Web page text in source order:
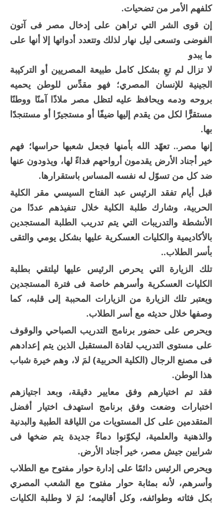
كلفهم الأمر من تضحيات.
إن قوى الشر التي تراهن على إدخال مصر فى آتون
الفوضى وتسعى ليل نهار لذلك وتتعدد أدواتها إلا أنها على
ما يبدو
لا تزال لم تعِ بشكل كامل طبيعة المصريين أو التركيبة
الجينية للإنسان المصري؛ فهو مقدِّس للوطن يحميه
بروحه ودمه ويحافظ عليه لتظل مصر ملاذًا آمنًا ووطنًا
مستقرًّا لكل من يقدم إليها ضيفًا أو مستجيرًا أو مستنجدًا
بها.
إنها مصر.. تعهّد الله بأمنها فجعل شعبها حراسها؛ فهم
خير أجناد الأرض يقدمون أرواحهم فداءً لها، ويذودون عنها
ضد كل من تسوّل له نفسه المساس باستقرارها.
قبل أيام تفقد الرئيس عبد الفتاح السيسي مقر الكلية
الحربية، وشارك طلبة الكلية خلال تنفيذهم عددًا من
الأنشطة والتدريبات التي يتم تدريب الطلبة المستجدين
بالأكاديمية والكليات العسكرية عليها بشكل يومي والتقى
بأسر الطلاب..
تلك الزيارة التي يحرص الرئيس عليها ليلتقي بطلبة
الكليات العسكرية وأسرهم خاصة فى فترة المستجدين
ويعتبر تلك الزيارة من الزيارات المحببة إلى قلبه، كما
وصفها خلال حديثه مع أسر الطلاب.
ويحرص على حضور برنامج التدريب الصباحي والوقوف
على مستوى التدريب لقادة المستقبل الذين يتم إعدادهم
فى مصنع الرجال (الكلية الحربية) لمَ لا، وهم خيرة شباب
هذا الوطن.
فقد تم اختيارهم وفق معايير دقيقة، وبعد اجتيازهم
اختبارات وضعت وفق برنامج استهدف اختيار أفضل
المتقدمين على كل المستويات من اللياقة الطبية والبدنية
والذهنية والعلمية، ليكوّنوا دماءً جديدة يتم ضخها فى
شرايين جيش مصر، خير أجناد الأرض.
ويحرص الرئيس دائمًا على إدارة حوار مفتوح مع الطلاب
وأسرهم، لأنه بمثابة حوار مفتوح مع الشعب المصري
بكل فئاته وطوائفه، وكل أقاليمه؛ لمَ لا وطلبة الكليات